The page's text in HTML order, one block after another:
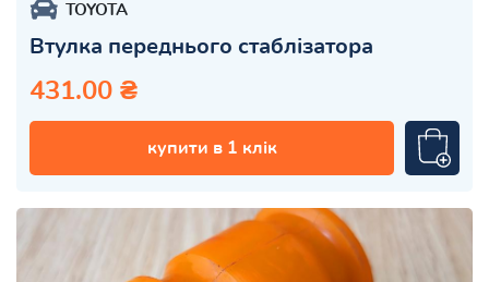
TOYOTA
Втулка переднього стаблізатора
431.00 ₴
купити в 1 клік